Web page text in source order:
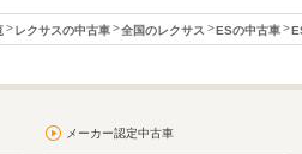
レクサスの中古車 全国のレクサス ESの中古車
メーカー認定中古車